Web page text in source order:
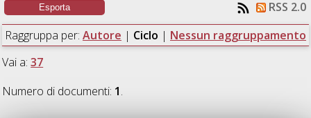
RSS 2.0
Raggruppa per: Autore | Ciclo | Nessun raggruppamento
Vai a:37
Numero di documenti: 1.